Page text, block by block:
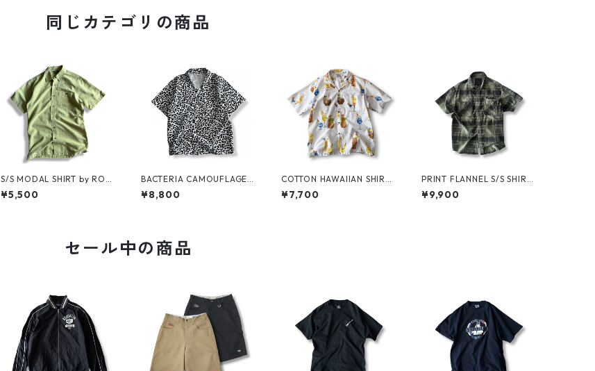
同じカテゴリの商品
S/S MODAL SHIRT by ROY
AL ROBBINS
¥5,500
BACTERIA CAMOUFLAGE
S/S SHIRT For KMA
¥8,800
COTTON HAWAIIAN SHIRT
by PACIFIC LEGEND
¥7,700
PRINT FLANNEL S/S SHIRT
by COREFIGHTER
¥9,900
セール中の商品